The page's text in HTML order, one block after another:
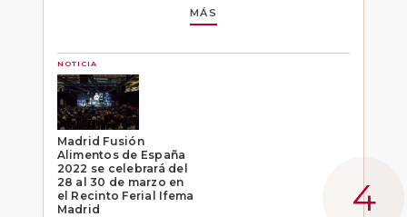
MÁS
NOTICIA
Madrid Fusión
Alimentos de España
2022 se celebrará del
28 al 30 de marzo en
el Recinto Ferial Ifema
Madrid